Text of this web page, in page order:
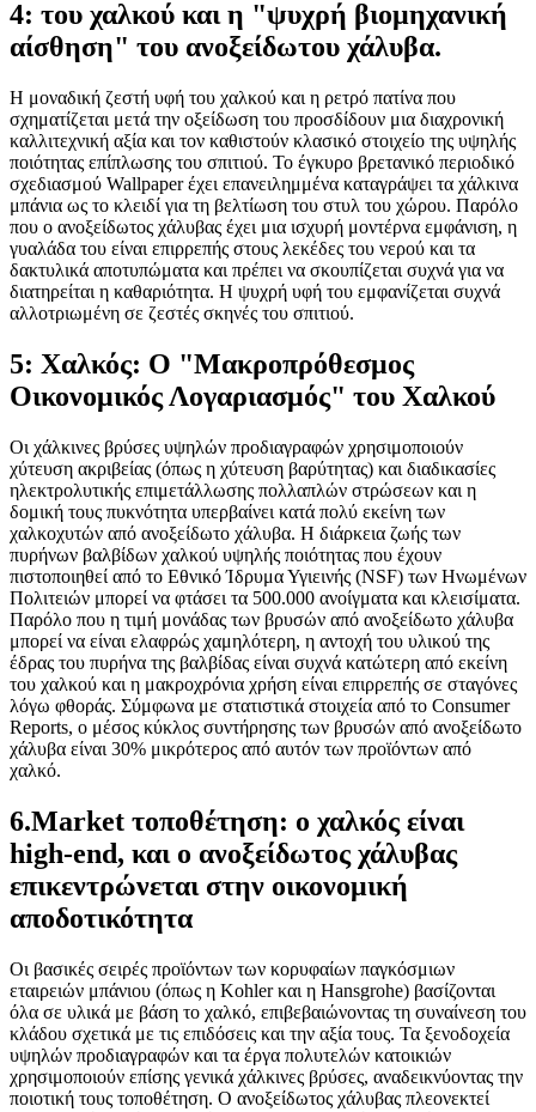
4: του χαλκού και η "ψυχρή βιομηχανική
αίσθηση" του ανοξείδωτου χάλυβα.
Η μοναδική ζεστή υφή του χαλκού και η ρετρό πατίνα που
σχηματίζεται μετά την οξείδωση του προσδίδουν μια διαχρονική
καλλιτεχνική αξία και τον καθιστούν κλασικό στοιχείο της υψηλής
ποιότητας επίπλωσης του σπιτιού. Το έγκυρο βρετανικό περιοδικό
σχεδιασμού Wallpaper έχει επανειλημμένα καταγράψει τα χάλκινα
μπάνια ως το κλειδί για τη βελτίωση του στυλ του χώρου. Παρόλο
που ο ανοξείδωτος χάλυβας έχει μια ισχυρή μοντέρνα εμφάνιση, η
γυαλάδα του είναι επιρρεπής στους λεκέδες του νερού και τα
δακτυλικά αποτυπώματα και πρέπει να σκουπίζεται συχνά για να
διατηρείται η καθαριότητα. Η ψυχρή υφή του εμφανίζεται συχνά
αλλοτριωμένη σε ζεστές σκηνές του σπιτιού.
5: Χαλκός: Ο "Μακροπρόθεσμος
Οικονομικός Λογαριασμός" του Χαλκού
Οι χάλκινες βρύσες υψηλών προδιαγραφών χρησιμοποιούν
χύτευση ακριβείας (όπως η χύτευση βαρύτητας) και διαδικασίες
ηλεκτρολυτικής επιμετάλλωσης πολλαπλών στρώσεων και η
δομική τους πυκνότητα υπερβαίνει κατά πολύ εκείνη των
χαλκοχυτών από ανοξείδωτο χάλυβα. Η διάρκεια ζωής των
πυρήνων βαλβίδων χαλκού υψηλής ποιότητας που έχουν
πιστοποιηθεί από το Εθνικό Ίδρυμα Υγιεινής (NSF) των Ηνωμένων
Πολιτειών μπορεί να φτάσει τα 500.000 ανοίγματα και κλεισίματα.
Παρόλο που η τιμή μονάδας των βρυσών από ανοξείδωτο χάλυβα
μπορεί να είναι ελαφρώς χαμηλότερη, η αντοχή του υλικού της
έδρας του πυρήνα της βαλβίδας είναι συχνά κατώτερη από εκείνη
του χαλκού και η μακροχρόνια χρήση είναι επιρρεπής σε σταγόνες
λόγω φθοράς. Σύμφωνα με στατιστικά στοιχεία από το Consumer
Reports, ο μέσος κύκλος συντήρησης των βρυσών από ανοξείδωτο
χάλυβα είναι 30% μικρότερος από αυτόν των προϊόντων από
χαλκό.
6.Market τοποθέτηση: ο χαλκός είναι
high-end, και ο ανοξείδωτος χάλυβας
επικεντρώνεται στην οικονομική
αποδοτικότητα
Οι βασικές σειρές προϊόντων των κορυφαίων παγκόσμιων
εταιρειών μπάνιου (όπως η Kohler και η Hansgrohe) βασίζονται
όλα σε υλικά με βάση το χαλκό, επιβεβαιώνοντας τη συναίνεση του
κλάδου σχετικά με τις επιδόσεις και την αξία τους. Τα ξενοδοχεία
υψηλών προδιαγραφών και τα έργα πολυτελών κατοικιών
χρησιμοποιούν επίσης γενικά χάλκινες βρύσες, αναδεικνύοντας την
ποιοτική τους τοποθέτηση. Ο ανοξείδωτος χάλυβας πλεονεκτεί